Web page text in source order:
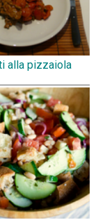
alla pizzaiola